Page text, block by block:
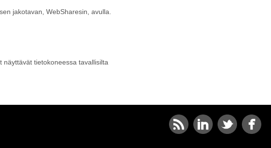
jakotavan, WebSharesin, avulla.
tietokoneessa tavallisilta